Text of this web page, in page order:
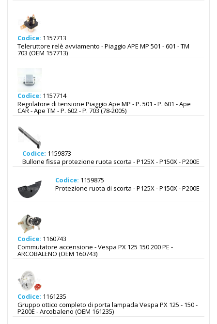
Codice: 1157713
Teleruttore relè avviamento - Piaggio APE MP 501 - 601 - TM
703 (OEM 157713)
Codice: 1157714
Regolatore di tensione Piaggio Ape MP - P. 501 - P. 601 - Ape
CAR - Ape TM - P. 602 - P. 703 (78-2005)
Codice: 1159873
Bullone fissa protezione ruota scorta - P125X - P150X - P200E
Codice: 1159875
Protezione ruota di scorta - P125X - P150X - P200E
Codice: 1160743
Commutatore accensione - Vespa PX 125 150 200 PE -
ARCOBALENO (OEM 160743)
Codice: 1161235
Gruppo ottico completo di porta lampada Vespa PX 125 - 150 -
P200E - Arcobaleno (OEM 161235)